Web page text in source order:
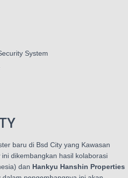
System
baru di Bsd City yang Kawasan
ini dikembangkan hasil kolaborasi
dan Hankyu Hanshin Properties